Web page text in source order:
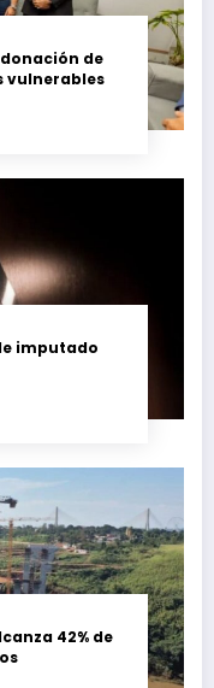
de
vulnerables
imputado
42% de